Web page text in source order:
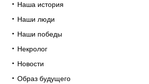
Наша история
Наши люди
Наши победы
Некролог
Новости
Образ будущего